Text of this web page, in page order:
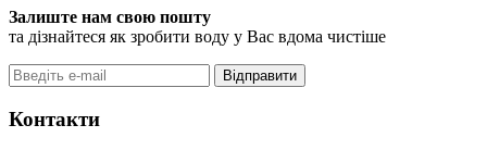
Залиште нам свою пошту
та дізнайтеся як зробити воду у Вас вдома чистіше
Відправити
Контакти